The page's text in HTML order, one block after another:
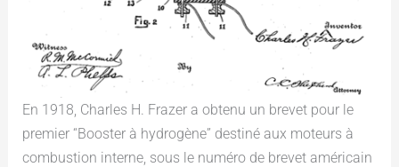
En 1918, Charles H. Frazer a obtenu un brevet pour le
premier “Booster à hydrogène” destiné aux moteurs à
combustion interne, sous le numéro de brevet américain